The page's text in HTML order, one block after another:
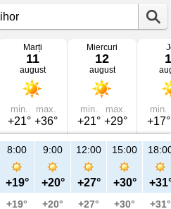
Marți
11
august
min.
+21°
max.
+36°
Miercuri
12
august
min.
+21°
max.
+29°
min.
+17°
8:00
+19°
+19°
9:00
+20°
+20°
12:00
+27°
+27°
15:00
+30°
+30° +31°